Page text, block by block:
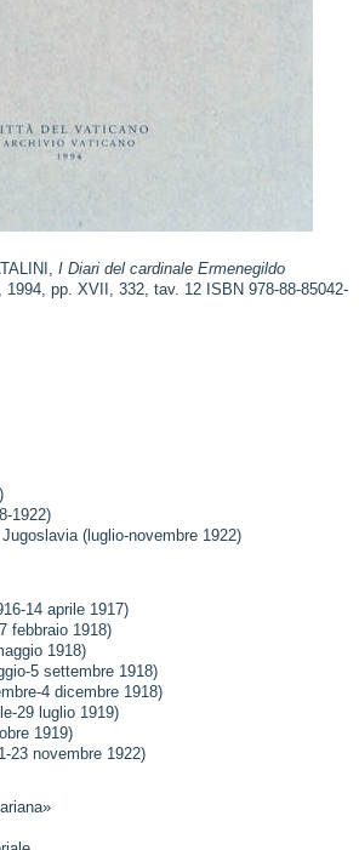
I Diari del cardinale Ermenegildo
1994, pp. XVII, 332, tav. 12 ISBN 978-88-85042-
1922)
(luglio-novembre 1922)
14 aprile 1917)
febbraio 1918)
1918)
5 settembre 1918)
4 dicembre 1918)
29 luglio 1919)
1919)
23 novembre 1922)